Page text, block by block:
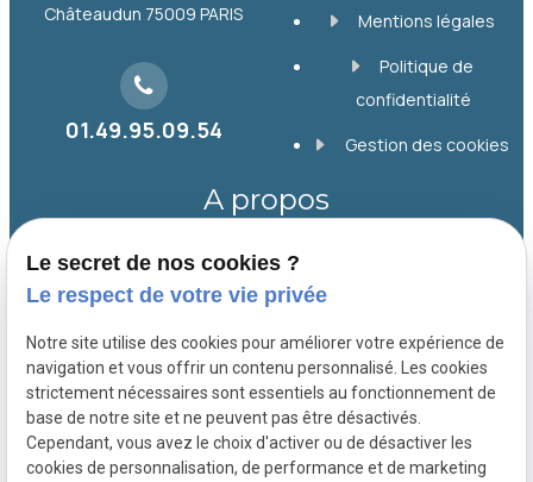
Châteaudun 75009 PARIS
01.49.95.09.54
Mentions légales
Politique de
confidentialité
Gestion des cookies
A propos
Depuis 1998, le Cabinet SIMON, basé à Paris
9, accompagne collectivités, entreprises et
particuliers en droit public, foncier et
immobilier. Il offre un conseil personnalisé et
une défense efficace pour chaque dossier.
Le secret de nos cookies ?
Le respect de votre vie privée
Notre site utilise des cookies pour améliorer votre expérience de
navigation et vous offrir un contenu personnalisé. Les cookies
strictement nécessaires sont essentiels au fonctionnement de
base de notre site et ne peuvent pas être désactivés.
Cependant, vous avez le choix d'activer ou de désactiver les
cookies de personnalisation, de performance et de marketing